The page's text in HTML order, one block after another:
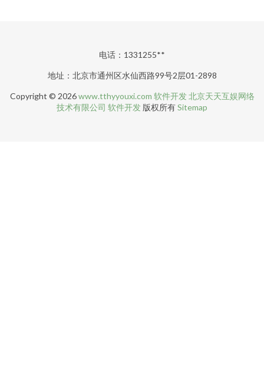
电话：1331255**
地址：北京市通州区水仙西路99号2层01-2898
Copyright © 2026www.tthyyouxi.com 软件开发 北京天天互娱网络
技术有限公司 软件开发 版权所有Sitemap